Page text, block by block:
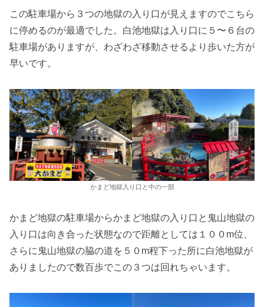
この駐車場から３つの地獄の入り口が見えますのでこちら
に停めるのが最適でした。白池地獄は入り口に５〜６台の
駐車場がありますが、わざわざ移動させるより歩いた方が
早いです。
かまど地獄入り口と中の一部
かまど地獄の駐車場からかまど地獄の入り口と鬼山地獄の
入り口は向き合った状態なので距離としては１００m位、
さらに鬼山地獄の脇の道を５０m程下った所に白池地獄が
ありましたので数百歩でこの３つは回れちゃいます。